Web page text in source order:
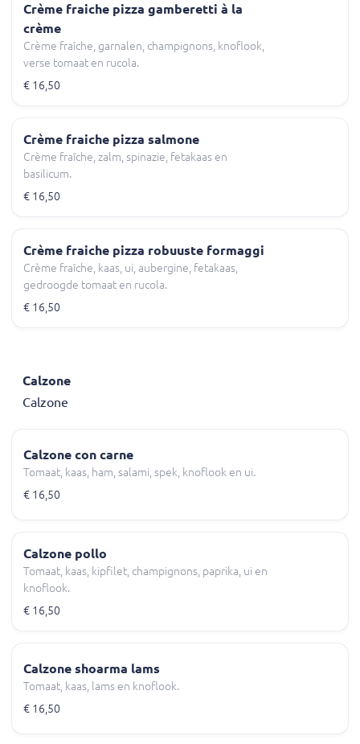
Crème fraiche pizza gamberetti à la
crème
Crème fraîche, garnalen, champignons, knoflook,
verse tomaat en rucola.
€ 16,50
Crème fraiche pizza salmone
Crème fraîche, zalm, spinazie, fetakaas en
basilicum.
€ 16,50
Crème fraiche pizza robuuste formaggi
Crème fraîche, kaas, ui, aubergine, fetakaas,
gedroogde tomaat en rucola.
€ 16,50
Calzone
Calzone
Calzone con carne
Tomaat, kaas, ham, salami, spek, knoflook en ui.
€ 16,50
Calzone pollo
Tomaat, kaas, kipfilet, champignons, paprika, ui en
knoflook.
€ 16,50
Calzone shoarma lams
Tomaat, kaas, lams en knoflook.
€ 16,50